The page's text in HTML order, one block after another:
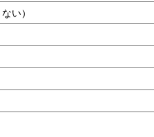
い）